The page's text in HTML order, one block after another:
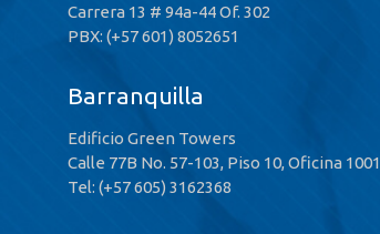
Carrera 13 # 94a-44 Of. 302
PBX: (+57 601) 8052651
Barranquilla
Edificio Green Towers
Calle 77B No. 57-103, Piso 10, Oficina 1001
Tel: (+57 605) 3162368